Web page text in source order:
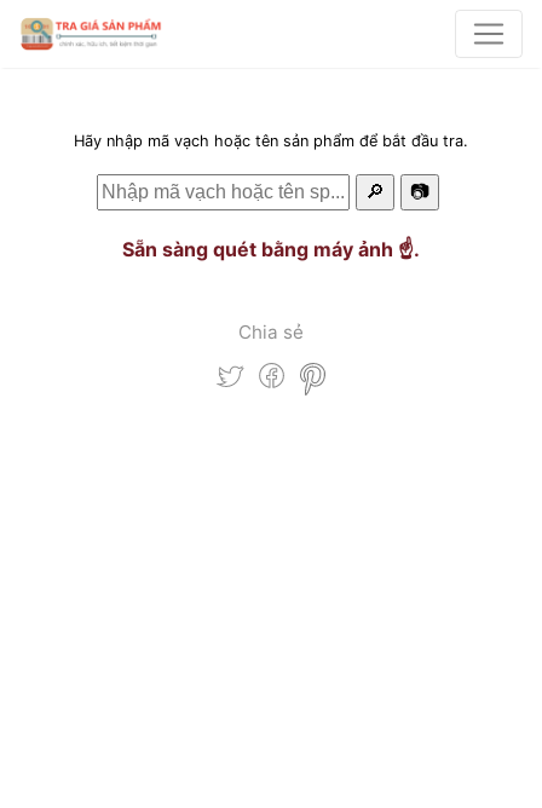
Hãy nhập mã vạch hoặc tên sản phẩm để bắt đầu tra.
🔎 📷
Sẵn sàng quét bằng máy ảnh ☝️.
Chia sẻ